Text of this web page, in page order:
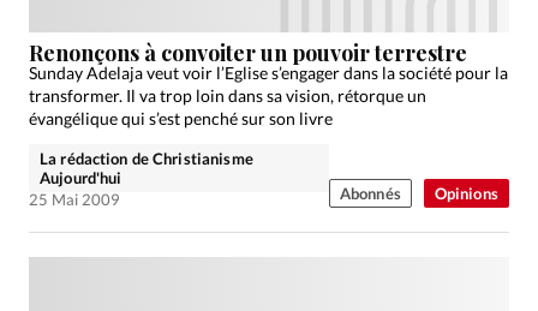
Devise:CHF
RUBRIQUES
Actualité internationale
Chronique
Culture
Dossier
Génération réveil
Monde
Opinions
Renonçons à convoiter un pouvoir terrestre
Sunday Adelaja veut voir l’Eglise s’engager dans la société pour la
transformer. Il va trop loin dans sa vision, rétorque un
évangélique qui s’est penché sur son livre
La rédaction de Christianisme
Aujourd'hui
25 Mai 2009
Abonnés